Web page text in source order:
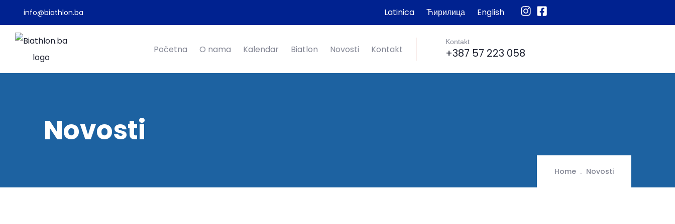
info@biathlon.ba Latinica Ћирилица English
Početna O nama Kalendar Biatlon Novosti Kontakt
Kontakt
+387 57 223 058
Novosti
Home Novosti